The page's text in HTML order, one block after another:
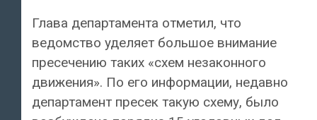
Глава департамента отметил, что
ведомство уделяет большое внимание
пресечению таких «схем незаконного
движения». По его информации, недавно
департамент пресек такую схему, было